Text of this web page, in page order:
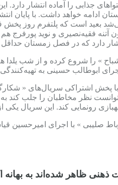
جذابی را آماده انتشار
و پخش آن تا اواسط زمستان ادامه
منتشر می‌شد بعید است که
فقیه‌نصیری و نوید پورفرج
دارد که در فصل زمستان حداقل
» را شروع کرده و از شب یلدا
ابوطالب حسینی به
با پخش اشتراکی سریال‌های «
رونمایی کند. این سریال
صلیبی » با اجرای امیرحسین
ظاهر شده‌اند به بهانه